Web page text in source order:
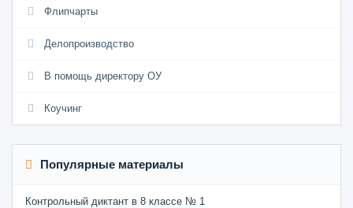
Флипчарты
Делопроизводство
В помощь директору ОУ
Коучинг
Популярные материалы
Контрольный диктант в 8 классе № 1